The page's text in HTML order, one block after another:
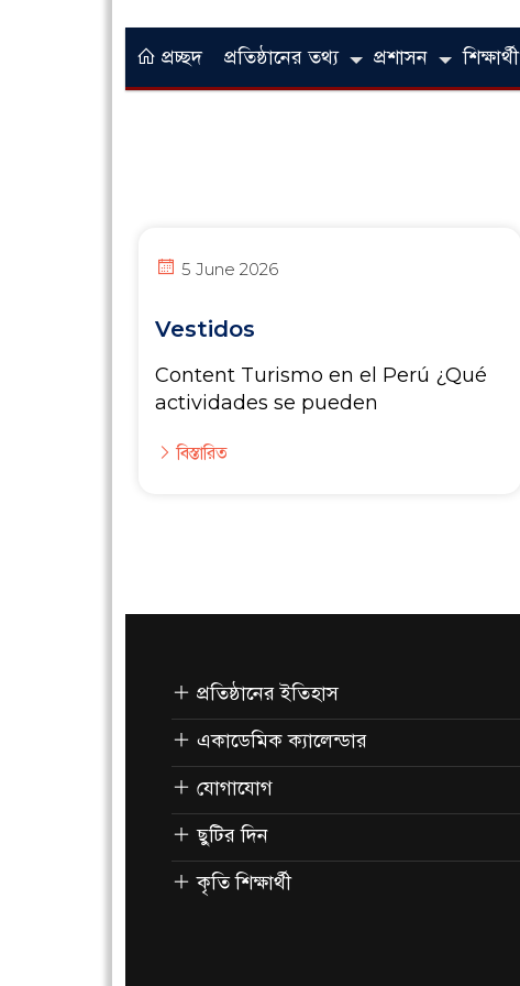
প্রচ্ছদ প্রতিষ্ঠানের তথ্য প্রশাসন শিক্ষার্থী
5 June 2026
Vestidos
Content Turismo en el Perú ¿Qué
actividades se pueden
বিস্তারিত
প্রতিষ্ঠানের ইতিহাস
একাডেমিক ক্যালেন্ডার
যোগাযোগ
ছুটির দিন
কৃতি শিক্ষার্থী